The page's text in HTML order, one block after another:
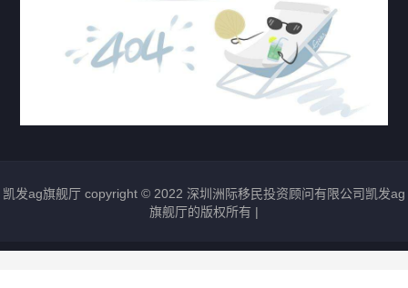
行业动态
圣基茨移民 瓦努阿图移民
多米尼克移民
圣卢西亚移民
凯发ag旗舰厅 copyright © 2022 深圳洲际移民投资顾问有限公司凯发ag
旗舰厅的版权所有 |